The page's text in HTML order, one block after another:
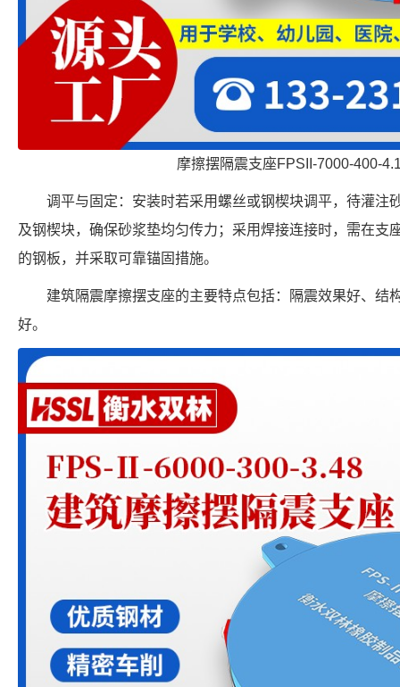
摩擦摆隔震支座FPSII-7000-400-
调平与固定：安装时若采用螺丝或钢楔块调平，待灌注
及钢楔块，确保砂浆垫均匀传力；采用焊接连接时，需在支
的钢板，并采取可靠锚固措施。
建筑隔震摩擦摆支座的主要特点包括：隔震效果好、结
好。